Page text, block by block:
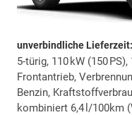
unverbindliche Lieferzeit:
5-türig, 110 kW (150
Frontantrieb,
Benzin,
kombiniert 6,4 l/100km